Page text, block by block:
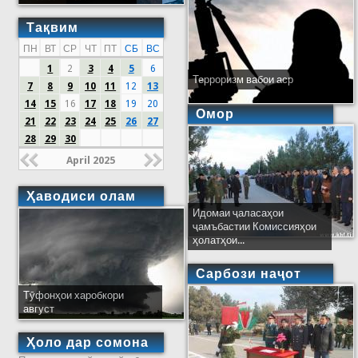
Тақвим
ПН ВТ СР ЧТ ПТ СБ
ВС
1
2 3 4 5
6
7
8 9 10 11 12
13
14
15 16 17 18 19
20
21
22 23 24 25 26
27
28
29 30
April 2025
Ҳаводиси олам
Тӯфонҳои харобкори
август
Ҳоло дар сомона
Терроризм вабои аср
Омор
Идомаи ҷаласаҳои
ҷамъбастии Комиссияҳои
ҳолатҳои...
Сарбози наҷот